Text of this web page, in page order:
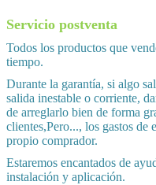
Servicio postventa
Todos los productos que
tiempo.
Durante la garantía, si algo
salida inestable o corriente,
de arreglarlo bien de forma
clientes,Pero..., los gastos de
propio comprador.
Estaremos encantados de
instalación y aplicación.